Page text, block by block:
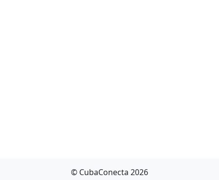
© CubaConecta 2026